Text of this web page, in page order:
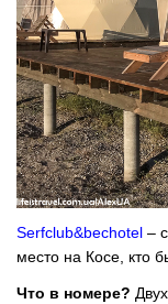
Serfclub&bechotel –
место на Косе, кто
Что в номере?